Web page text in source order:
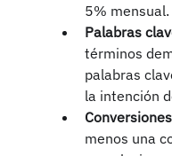
5% mensual.
Palabras
términos
palabras
la intención
menos una